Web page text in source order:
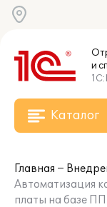
и
Каталог
Главная
Автоматизация
платы на базе